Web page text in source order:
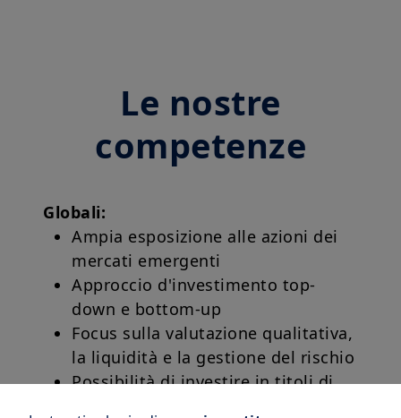
Le nostre
competenze
Globali:
Ampia esposizione alle azioni dei
mercati emergenti
Approccio d'investimento top-
down e bottom-up
Focus sulla valutazione qualitativa,
la liquidità e la gestione del rischio
Possibilità di investire in titoli di